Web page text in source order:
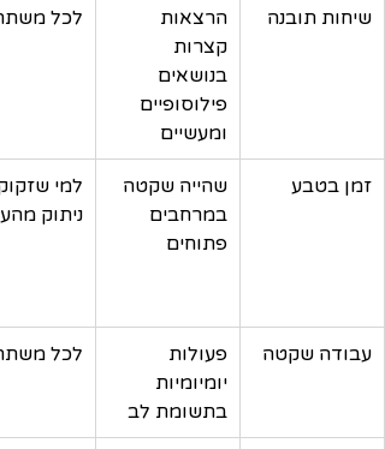
שיחות תובנה
הרצאות
קצרות
בנושאים
פילוסופיים
ומעשיים
לכל
זמן בטבע
שהייה שקטה
במרחבים
פתוחים
למי
ניתוק
עבודה שקטה
פעולות
יומיומיות
בתשומת לב
לכל